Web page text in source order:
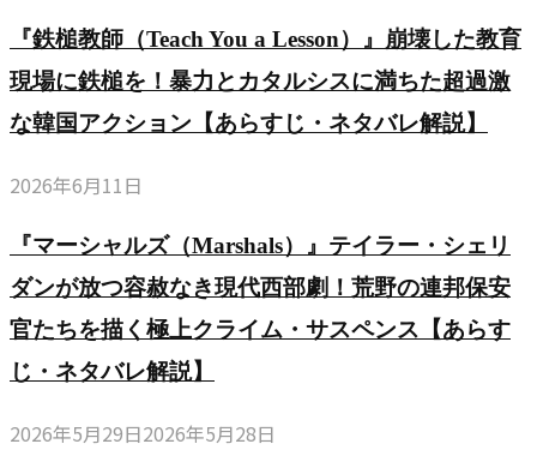
『鉄槌教師（Teach You a Lesson）』崩壊した教育
現場に鉄槌を！暴力とカタルシスに満ちた超過激
な韓国アクション【あらすじ・ネタバレ解説】
2026年6月11日
『マーシャルズ（Marshals）』テイラー・シェリ
ダンが放つ容赦なき現代西部劇！荒野の連邦保安
官たちを描く極上クライム・サスペンス【あらす
じ・ネタバレ解説】
2026年5月29日2026年5月28日